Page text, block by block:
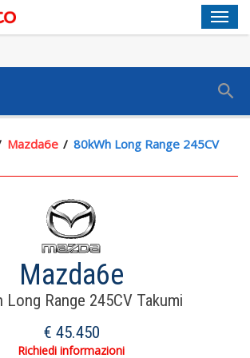
Mazda6e
80kWh Long Range 245CV
Mazda6e
Long Range 245CV Takumi
€ 45.450
Richiedi informazioni